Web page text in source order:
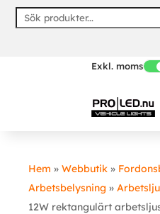
Skip
Exkl. moms
Hem » Webbutik »
Arbetsbelysning »
12W rektangulärt